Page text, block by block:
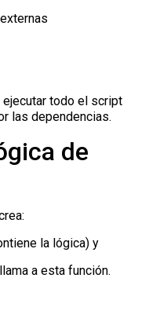
todo el script
las dependencias.
de
la lógica) y
a esta función.